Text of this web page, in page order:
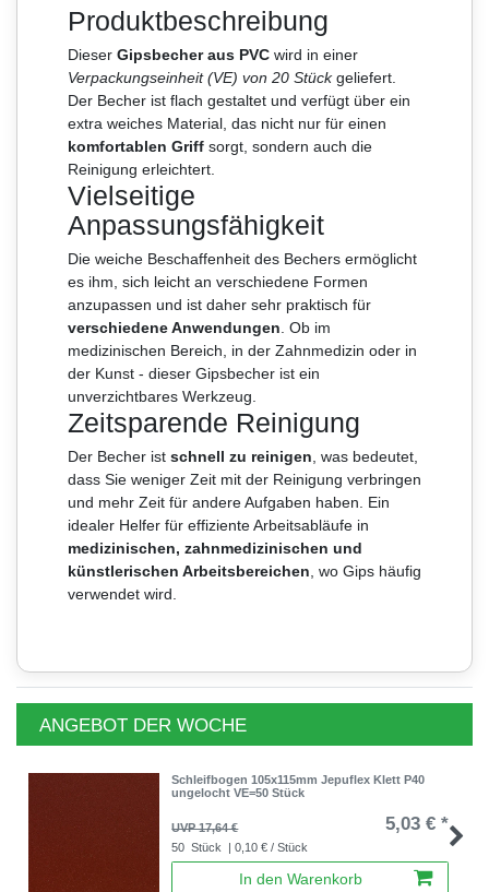
Produktbeschreibung
Dieser Gipsbecher aus PVC wird in einer
Verpackungseinheit (VE) von 20 Stückgeliefert.
Der Becher ist flach gestaltet und verfügt über ein
extra weiches Material, das nicht nur für einen
komfortablen Griff sorgt, sondern auch die
Reinigung erleichtert.
Vielseitige
Anpassungsfähigkeit
Die weiche Beschaffenheit des Bechers ermöglicht
es ihm, sich leicht an verschiedene Formen
anzupassen und ist daher sehr praktisch für
verschiedene Anwendungen . Ob im
medizinischen Bereich, in der Zahnmedizin oder in
der Kunst - dieser Gipsbecher ist ein
unverzichtbares Werkzeug.
Zeitsparende Reinigung
Der Becher ist schnell zu reinigen , was bedeutet,
dass Sie weniger Zeit mit der Reinigung verbringen
und mehr Zeit für andere Aufgaben haben. Ein
idealer Helfer für effiziente Arbeitsabläufe in
medizinischen, zahnmedizinischen und
künstlerischen Arbeitsbereichen , wo Gips häufig
verwendet wird.
ANGEBOT DER WOCHE
Schleifbogen 105x115mm Jepuflex Klett P40
ungelocht VE=50 Stück
UVP 17,64 € 5,03 € *
50 Stück | 0,10 € / Stück
In den Warenkorb